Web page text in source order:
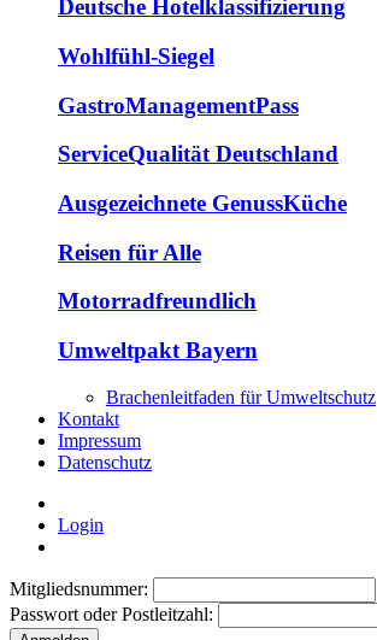
Deutsche Hotelklassifizierung
Wohlfühl-Siegel
GastroManagementPass
ServiceQualität Deutschland
Ausgezeichnete GenussKüche
Reisen für Alle
Motorradfreundlich
Umweltpakt Bayern
Brachenleitfaden für Umweltschutz
Kontakt
Impressum
Datenschutz
Login
Mitgliedsnummer:
Passwort oder Postleitzahl: